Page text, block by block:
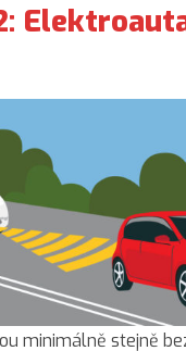
minimálně stejně